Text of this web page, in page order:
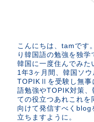
こんにちは、tamです
り韓国語の勉強を独
韓国に一度住んでみた
1年3ヶ月間、韓国ソ
TOPIKⅡを受験し無事
語勉強やTOPIK対策
ての役立つあれこれを
向けて発信すべくblog
立ちますように。